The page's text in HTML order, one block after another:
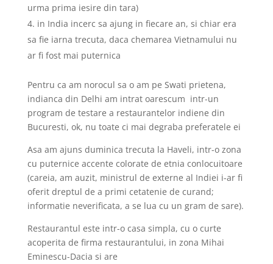
urma prima iesire din tara)
in India incerc sa ajung in fiecare an, si chiar era
sa fie iarna trecuta, daca chemarea Vietnamului nu
ar fi fost mai puternica
Pentru ca am norocul sa o am pe Swati prietena,
indianca din Delhi am intrat oarescum intr-un
program de testare a restaurantelor indiene din
Bucuresti, ok, nu toate ci mai degraba preferatele ei
Asa am ajuns duminica trecuta la Haveli, intr-o zona
cu puternice accente colorate de etnia conlocuitoare
(careia, am auzit, ministrul de externe al Indiei i-ar fi
oferit dreptul de a primi cetatenie de curand;
informatie neverificata, a se lua cu un gram de sare).
Restaurantul este intr-o casa simpla, cu o curte
acoperita de firma restaurantului, in zona Mihai
Eminescu-Dacia si are